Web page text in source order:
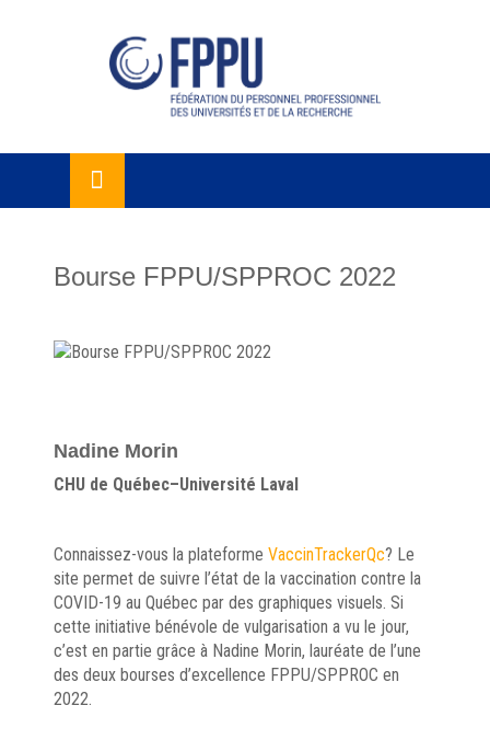
Bourse FPPU/SPPROC 2022
Nadine Morin
CHU de Québec–Université Laval
Connaissez-vous la plateforme VaccinTrackerQc? Le
site permet de suivre l’état de la vaccination contre la
COVID-19 au Québec par des graphiques visuels. Si
cette initiative bénévole de vulgarisation a vu le jour,
c’est en partie grâce à Nadine Morin, lauréate de l’une
des deux bourses d’excellence FPPU/SPPROC en
2022.